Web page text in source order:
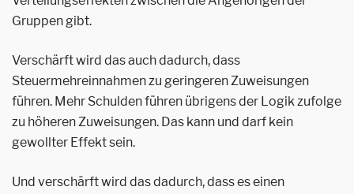
Gruppen gibt.
Verschärft wird das auch dadurch, dass
Steuermehreinnahmen zu geringeren Zuweisungen
führen. Mehr Schulden führen übrigens der Logik zufolge
zu höheren Zuweisungen. Das kann und darf kein
gewollter Effekt sein.
Und verschärft wird das dadurch, dass es einen